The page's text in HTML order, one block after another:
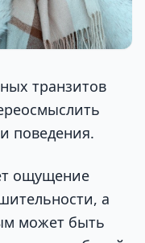
транзитов
поведения.
ощущение
а
может быть